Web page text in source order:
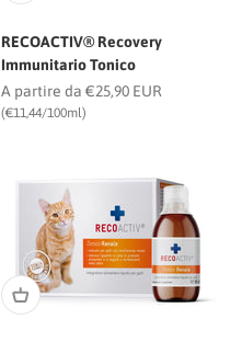
RECOACTIV® Recovery
Immunitario Tonico
Prezzo scontato
A partire da €25,90 EUR
(€11,44/100ml)